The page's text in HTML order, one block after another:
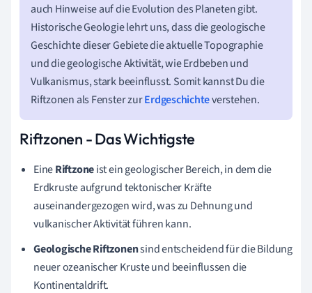
auch Hinweise auf die Evolution des Planeten gibt.
Historische Geologie lehrt uns, dass die geologische
Geschichte dieser Gebiete die aktuelle Topographie
und die geologische Aktivität, wie Erdbeben und
Vulkanismus, stark beeinflusst. Somit kannst Du die
Riftzonen als Fenster zurErdgeschichteverstehen.
Riftzonen - Das Wichtigste
EineRiftzoneist ein geologischer Bereich, in dem die
Erdkruste aufgrund tektonischer Kräfte
auseinandergezogen wird, was zu Dehnung und
vulkanischer Aktivität führen kann.
Geologische Riftzonensind entscheidend für die Bildung
neuer ozeanischer Kruste und beeinflussen die
Kontinentaldrift.